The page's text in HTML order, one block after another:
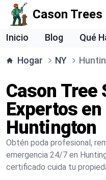
Cason Trees
Inicio Blog Qué
Hogar NY
Cason Tree
Expertos
Huntington
Obtén poda profesional,
emergencia 24/7 en
certificado cuida tu